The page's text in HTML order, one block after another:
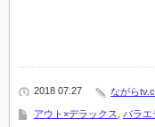
2018 07.27 ながら
アウト×デラックス バラエ